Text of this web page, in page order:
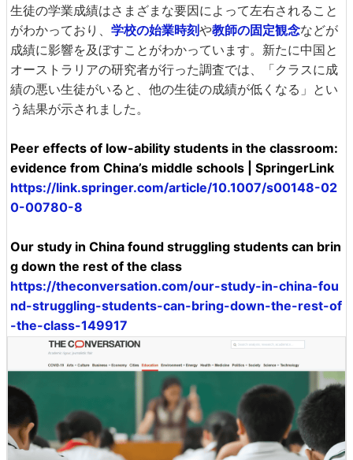
生徒の学業成績はさまざまな要因によって左右されること
がわかっており、 学校の始業時刻や教師の固定観念などが
成績に影響を及ぼすことがわかっています。新たに中国と
オーストラリアの研究者が行った調査では、「クラスに成
績の悪い生徒がいると、他の生徒の成績が低くなる」とい
う結果が示されました。
Peer effects of low-ability students in the classroom:
evidence from China’s middle schools | SpringerLink
https://link.springer.com/article/10.1007/s00148-02
0-00780-8
Our study in China found struggling students can brin
g down the rest of the class
https://theconversation.com/our-study-in-china-fou
nd-struggling-students-can-bring-down-the-rest-of
-the-class-149917